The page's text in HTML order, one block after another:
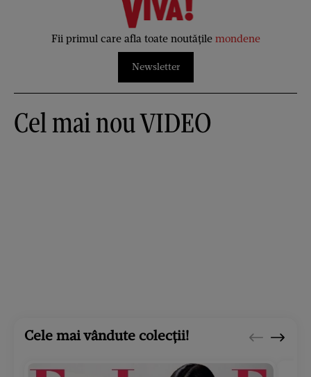
Fii primul care afla toate noutățile mondene
Newsletter
Cel mai nou VIDEO
Cele mai vândute colecții!